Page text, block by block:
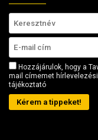
Hozzájárulok, hogy a
mail címemet
tájékoztató
Kérem a tippeket!